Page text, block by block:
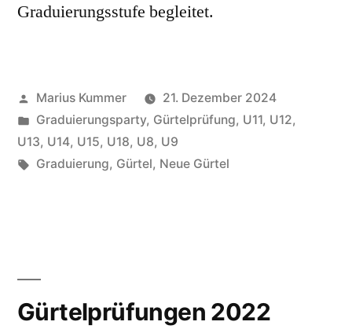
Graduierungsstufe begleitet.
Veröffentlicht
von
Marius Kummer
21. Dezember 2024
Veröffentlicht
unter
Graduierungsparty, Gürtelprüfung, U11, U12,
U13, U14, U15, U18, U8, U9
Schlagwörter:
Graduierung, Gürtel, Neue Gürtel
Gürtelprüfungen 2022